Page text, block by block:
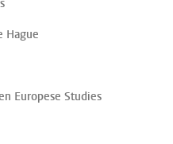
Hague
Europese Studies